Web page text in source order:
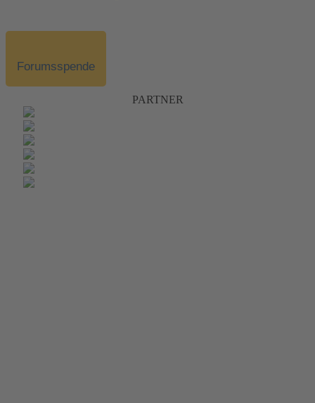
Forumsspende
PARTNER